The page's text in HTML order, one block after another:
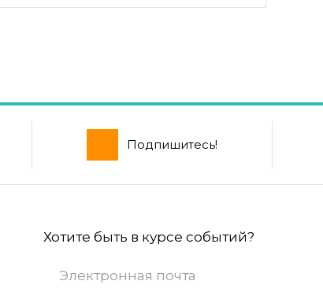
Подпишитесь!
Хотите быть в курсе событий?